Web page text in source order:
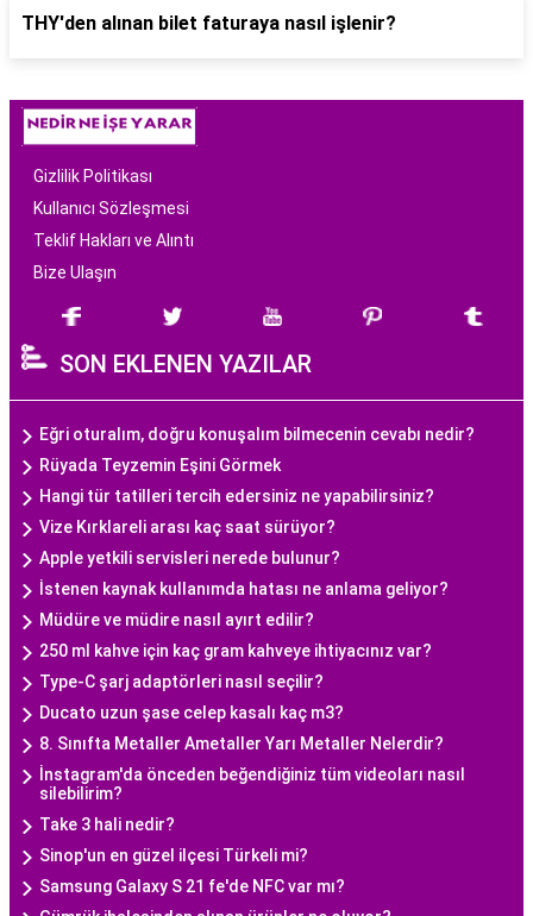
THY'den alınan bilet faturaya nasıl işlenir?
Gizlilik Politikası
Kullanıcı Sözleşmesi
Teklif Hakları ve Alıntı
Bize Ulaşın
SON EKLENEN YAZILAR
Eğri oturalım, doğru konuşalım bilmecenin cevabı nedir?
Rüyada Teyzemin Eşini Görmek
Hangi tür tatilleri tercih edersiniz ne yapabilirsiniz?
Vize Kırklareli arası kaç saat sürüyor?
Apple yetkili servisleri nerede bulunur?
İstenen kaynak kullanımda hatası ne anlama geliyor?
Müdüre ve müdire nasıl ayırt edilir?
250 ml kahve için kaç gram kahveye ihtiyacınız var?
Type-C şarj adaptörleri nasıl seçilir?
Ducato uzun şase celep kasalı kaç m3?
8. Sınıfta Metaller Ametaller Yarı Metaller Nelerdir?
İnstagram'da önceden beğendiğiniz tüm videoları nasıl
silebilirim?
Take 3 hali nedir?
Sinop'un en güzel ilçesi Türkeli mi?
Samsung Galaxy S 21 fe'de NFC var mı?